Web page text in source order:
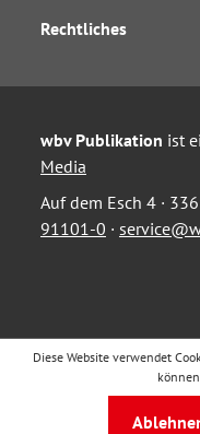
Rechtliches
wbv Publikation ist
Media
Auf dem Esch 4 ·
91101-0 ·
Diese Website verwendet